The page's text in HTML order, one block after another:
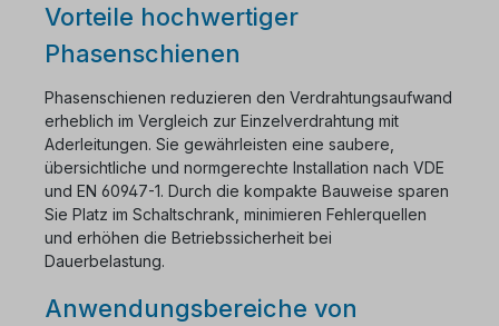
Vorteile hochwertiger
Phasenschienen
Phasenschienen reduzieren den Verdrahtungsaufwand
erheblich im Vergleich zur Einzelverdrahtung mit
Aderleitungen. Sie gewährleisten eine saubere,
übersichtliche und normgerechte Installation nach VDE
und EN 60947-1. Durch die kompakte Bauweise sparen
Sie Platz im Schaltschrank, minimieren Fehlerquellen
und erhöhen die Betriebssicherheit bei
Dauerbelastung.
Anwendungsbereiche von